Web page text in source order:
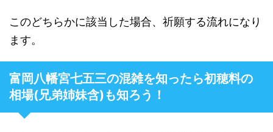
このどちらかに該当した場合、祈願する流れになり
ます。
富岡八幡宮七五三の混雑を知ったら初穂料の
相場(兄弟姉妹含)も知ろう！